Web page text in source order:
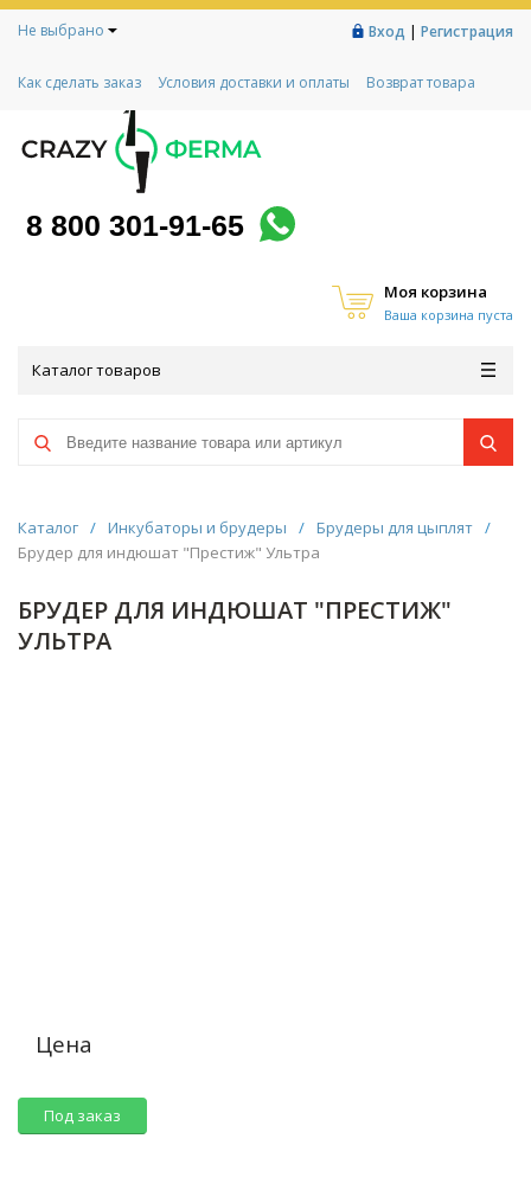
Не выбрано Вход | Регистрация
Как сделать заказ Условия доставки и оплаты
Возврат товара
Контакты
Социальный контракт
Любимая ферма
8 800 301-91-65
Моя корзина
Ваша корзина пуста
Каталог товаров
Каталог / Инкубаторы и брудеры / Брудеры для цыплят /
Брудер для индюшат "Престиж" Ультра
БРУДЕР ДЛЯ ИНДЮШАТ "ПРЕСТИЖ"
УЛЬТРА
Цена
Под заказ